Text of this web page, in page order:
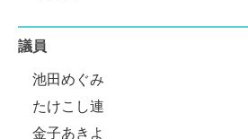
議員
池田めぐみ
たけこし連
金子あきよ